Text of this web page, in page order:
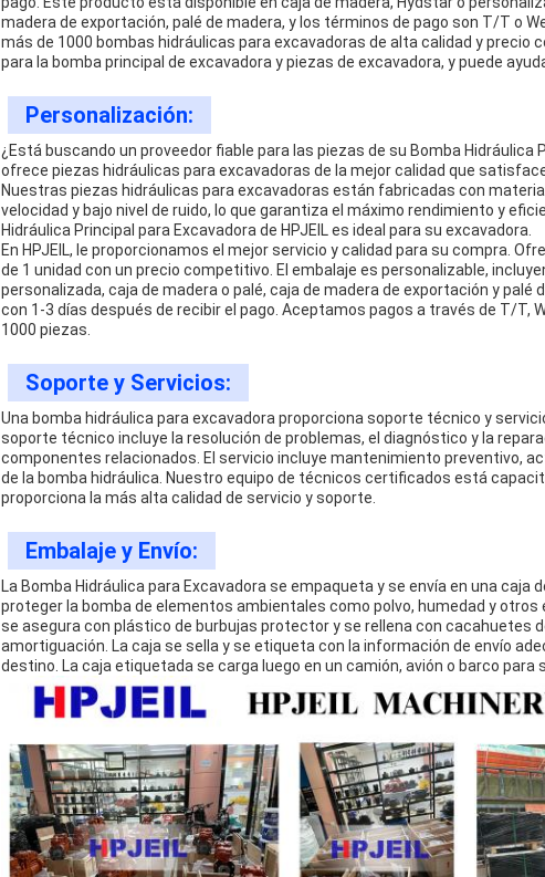
madera de exportación, palé de madera, y los términos de pago son T/T o
más de 1000 bombas hidráulicas para excavadoras de alta calidad y precio
para la bomba principal de excavadora y piezas de excavadora, y puede
Personalización:
¿Está buscando un proveedor fiable para las piezas de su Bomba Hidráulica
ofrece piezas hidráulicas para excavadoras de la mejor calidad que
Nuestras piezas hidráulicas para excavadoras están fabricadas con
velocidad y bajo nivel de ruido, lo que garantiza el máximo rendimiento y
Hidráulica Principal para Excavadora de HPJEIL es ideal para su excavadora.
En HPJEIL, le proporcionamos el mejor servicio y calidad para su compra.
de 1 unidad con un precio competitivo. El embalaje es personalizable,
personalizada, caja de madera o palé, caja de madera de exportación y palé
con 1-3 días después de recibir el pago. Aceptamos pagos a través de T/T,
1000 piezas.
Soporte y Servicios:
Una bomba hidráulica para excavadora proporciona soporte técnico y
soporte técnico incluye la resolución de problemas, el diagnóstico y la
componentes relacionados. El servicio incluye mantenimiento preventivo,
de la bomba hidráulica. Nuestro equipo de técnicos certificados está
proporciona la más alta calidad de servicio y soporte.
Embalaje y Envío:
La Bomba Hidráulica para Excavadora se empaqueta y se envía en una caja
proteger la bomba de elementos ambientales como polvo, humedad y otros
se asegura con plástico de burbujas protector y se rellena con cacahuetes
amortiguación. La caja se sella y se etiqueta con la información de envío
destino. La caja etiquetada se carga luego en un camión, avión o barco para